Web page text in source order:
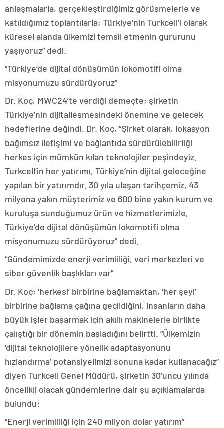
anlaşmalarla, gerçekleştirdiğimiz görüşmelerle ve
katıldığımız toplantılarla; Türkiye’nin Turkcell’i olarak
küresel alanda ülkemizi temsil etmenin gururunu
yaşıyoruz” dedi.
“Türkiye’de dijital dönüşümün lokomotifi olma
misyonumuzu sürdürüyoruz”
Dr. Koç, MWC24’te verdiği demeçte; şirketin
Türkiye’nin dijitalleşmesindeki önemine ve gelecek
hedeflerine değindi. Dr. Koç, “Şirket olarak, lokasyon
bağımsız iletişimi ve bağlantıda sürdürülebilirliği
herkes için mümkün kılan teknolojiler peşindeyiz.
Turkcell’in her yatırımı, Türkiye’nin dijital geleceğine
yapılan bir yatırımdır. 30 yıla ulaşan tarihçemiz, 43
milyona yakın müşterimiz ve 600 bine yakın kurum ve
kuruluşa sunduğumuz ürün ve hizmetlerimizle,
Türkiye’de dijital dönüşümün lokomotifi olma
misyonumuzu sürdürüyoruz” dedi.
“Gündemimizde enerji verimliliği, veri merkezleri ve
siber güvenlik başlıkları var”
Dr. Koç; ‘herkesi’ birbirine bağlamaktan, ‘her şeyi’
birbirine bağlama çağına geçildiğini, insanların daha
büyük işler başarmak için akıllı makinelerle birlikte
çalıştığı bir dönemin başladığını belirtti. “Ülkemizin
‘dijital teknolojilere yönelik adaptasyonunu
hızlandırma’ potansiyelimizi sonuna kadar kullanacağız”
diyen Turkcell Genel Müdürü, şirketin 30’uncu yılında
öncelikli olacak gündemlerine dair şu açıklamalarda
bulundu:
“Enerji verimliliği için 240 milyon dolar yatırım”